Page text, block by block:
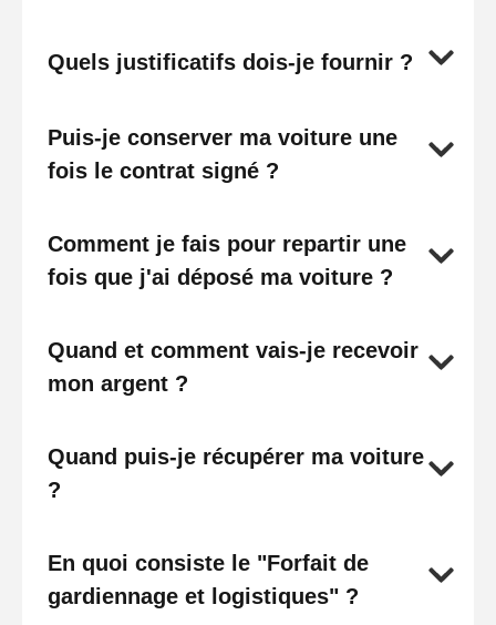
Quels justificatifs dois-je fournir ?
Puis-je conserver ma voiture une
fois le contrat signé ?
Comment je fais pour repartir une
fois que j'ai déposé ma voiture ?
Quand et comment vais-je recevoir
mon argent ?
Quand puis-je récupérer ma voiture
?
En quoi consiste le "Forfait de
gardiennage et logistiques" ?